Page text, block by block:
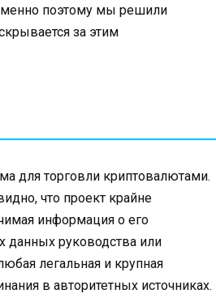
поэтому мы решили
за этим
для торговли криптовалютами.
что проект крайне
информация о его
данных руководства или
легальная и крупная
в авторитетных источниках.